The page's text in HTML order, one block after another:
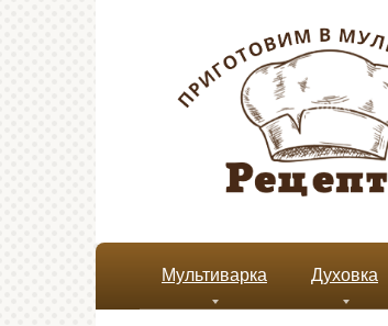
Мультиварка Духовка